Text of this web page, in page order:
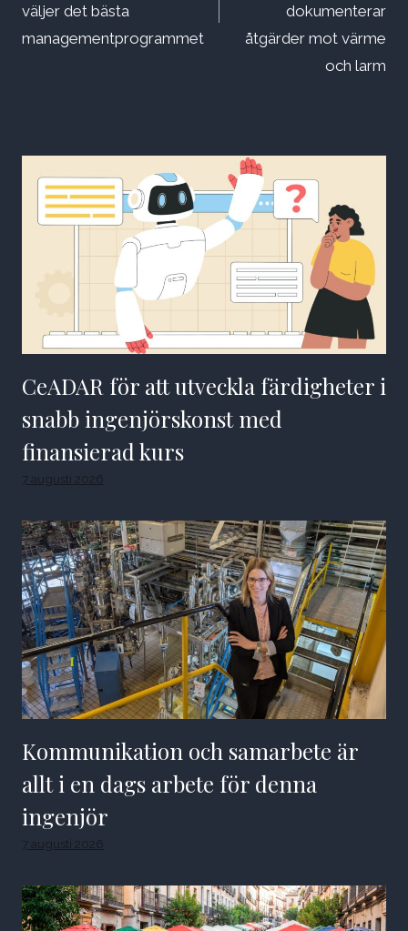
väljer det bästa
managementprogrammet
dokumenterar
åtgärder mot värme
och larm
CeADAR för att utveckla färdigheter i
snabb ingenjörskonst med
finansierad kurs
7 augusti 2026
Kommunikation och samarbete är
allt i en dags arbete för denna
ingenjör
7 augusti 2026